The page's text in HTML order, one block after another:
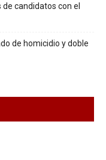
de candidatos con el
de homicidio y doble